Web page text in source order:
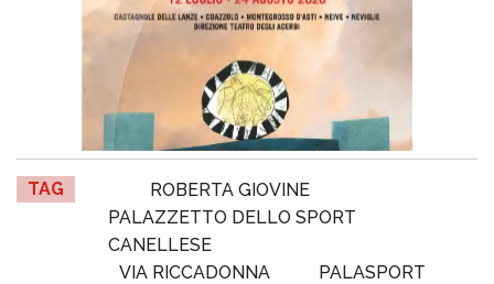
TAG
ROBERTA GIOVINE
PALAZZETTO DELLO SPORT
CANELLESE
VIA RICCADONNA
PALASPORT